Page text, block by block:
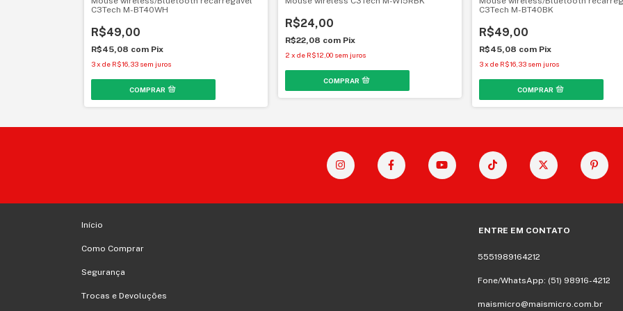
C3Tech M-BT40WH
R$49,00
R$45,08 com Pix
3x de R$16,33 sem juros
R$24,00
R$22,08 com Pix
2 x de R$12,00 sem juros
C3Tech M-BT40BK
R$49,00
R$45,08 com Pix
3x de R$16,33 sem juros
Início
Como Comprar
Segurança
Trocas e Devoluções
ENTRE EM CONTATO
5551989164212
Fone/WhatsApp: (51) 98916-4212
maismicro@maismicro.com.br